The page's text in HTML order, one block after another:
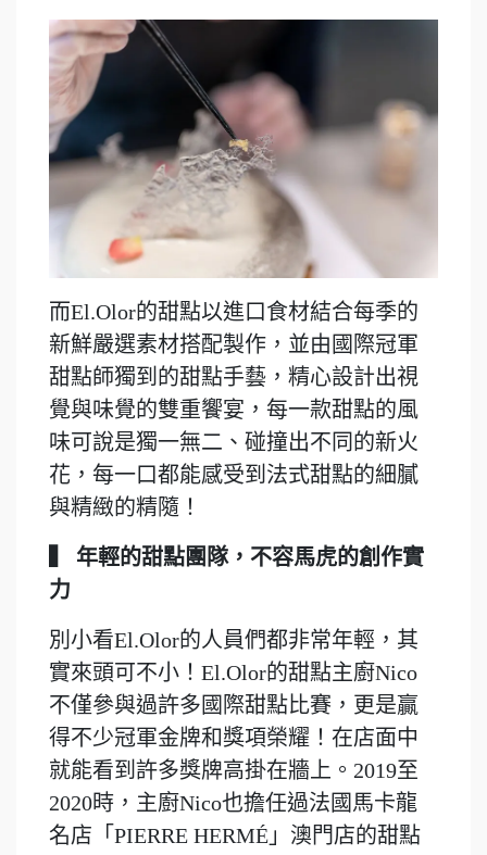
而El.Olor的甜點以進口食材結合每季的
新鮮嚴選素材搭配製作，並由國際冠軍
甜點師獨到的甜點手藝，精心設計出視
覺與味覺的雙重饗宴，每一款甜點的風
味可說是獨一無二、碰撞出不同的新火
花，每一口都能感受到法式甜點的細膩
與精緻的精隨！
▍ 年輕的甜點團隊，不容馬虎的創作實
力
別小看El.Olor的人員們都非常年輕，其
實來頭可不小！El.Olor的甜點主廚Nico
不僅參與過許多國際甜點比賽，更是贏
得不少冠軍金牌和獎項榮耀！在店面中
就能看到許多獎牌高掛在牆上。2019至
2020時，主廚Nico也擔任過法國馬卡龍
名店「PIERRE HERMÉ」澳門店的甜點